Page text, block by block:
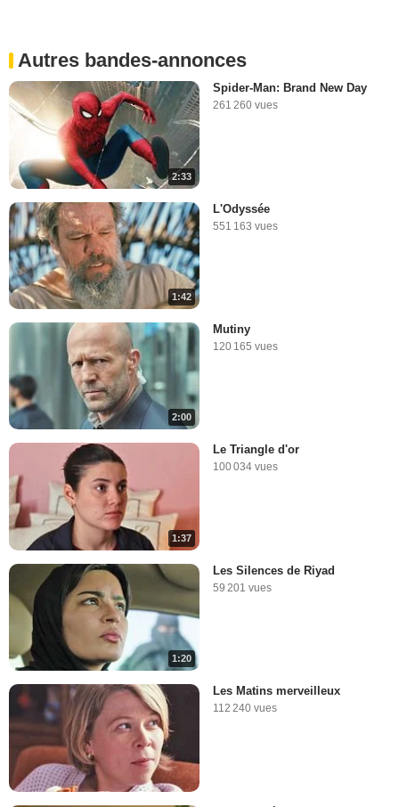
Autres bandes-annonces
2:33
Spider-Man: Brand New Day
261 260 vues
1:42
L'Odyssée
551 163 vues
2:00
Mutiny
120 165 vues
1:37
Le Triangle d'or
100 034 vues
1:20
Les Silences de Riyad
59 201 vues
Les Matins merveilleux
112 240 vues